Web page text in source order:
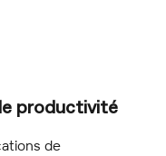
productivité
de